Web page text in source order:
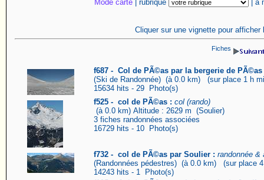
Mode carte| rubrique |
Cliquer sur une vignette pour
Fiches
f687 - Col de PÃ©as par la bergerie de PÃ©as
(Ski de Randonnée) (à 0.0 km) (sur place 1 h
15634 hits - 29 Photo(s)
f525 - col de PÃ©as : col (rando)
(à 0.0 km) Altitude : 2629 m (Soulier)
3 fiches randonnées associées
16729 hits - 10 Photo(s)
f732 - col de PÃ©as par Soulier : randonnée &
(Randonnées pédestres) (à 0.0 km) (sur place
14243 hits - 1 Photo(s)